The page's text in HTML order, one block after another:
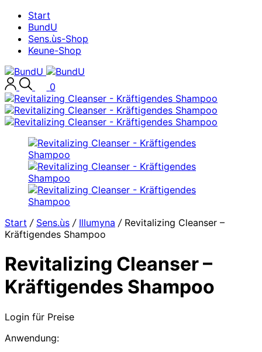
Start
BundU
Sens.ùs-Shop
Keune-Shop
0
Start / Sens.ùs / Illumyna /Revitalizing Cleanser –
Kräftigendes Shampoo
Revitalizing Cleanser –
Kräftigendes Shampoo
Login für Preise
Anwendung: